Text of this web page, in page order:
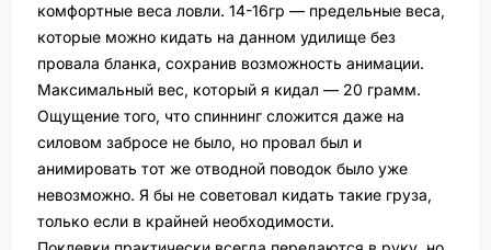
комфортные веса ловли. 14-16гр — предельные веса,
которые можно кидать на данном удилище без
провала бланка, сохранив возможность анимации.
Максимальный вес, который я кидал — 20 грамм.
Ощущение того, что спиннинг сложится даже на
силовом забросе не было, но провал был и
анимировать тот же отводной поводок было уже
невозможно. Я бы не советовал кидать такие груза,
только если в крайней необходимости.